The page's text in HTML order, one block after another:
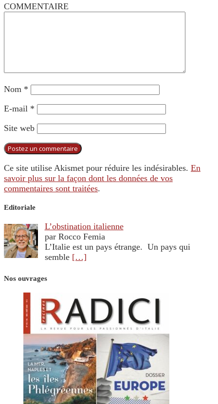
COMMENTAIRE
Nom *
E-mail *
Site web
Ce site utilise Akismet pour réduire les indésirables. En
savoir plus sur la façon dont les données de vos
commentaires sont traitées.
Editoriale
L’obstination italienne
par Rocco Femia
L’Italie est un pays étrange. Un pays qui
semble […]
Nos ouvrages